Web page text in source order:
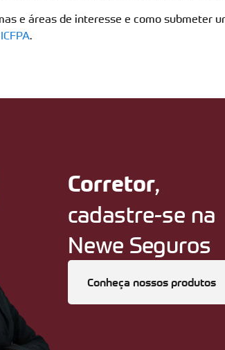
e áreas de interesse e como submeter
.
Corretor,
cadastre-se na
Newe Seguros
Conheça nossos produtos